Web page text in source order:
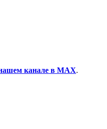
канале в MAX.